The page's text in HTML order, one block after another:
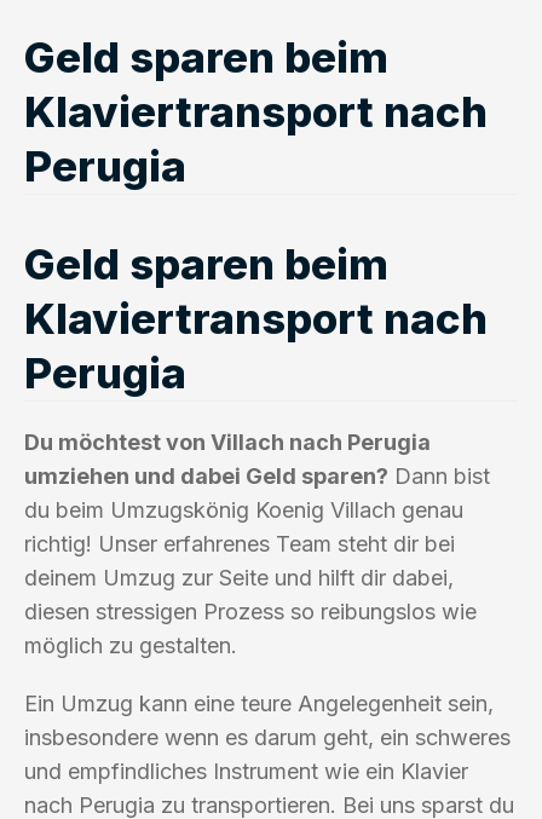
Geld sparen beim
Klaviertransport nach
Perugia
Geld sparen beim
Klaviertransport nach
Perugia
Du möchtest von Villach nach Perugia
umziehen und dabei Geld sparen? Dann bist
du beim Umzugskönig Koenig Villach genau
richtig! Unser erfahrenes Team steht dir bei
deinem Umzug zur Seite und hilft dir dabei,
diesen stressigen Prozess so reibungslos wie
möglich zu gestalten.
Ein Umzug kann eine teure Angelegenheit sein,
insbesondere wenn es darum geht, ein schweres
und empfindliches Instrument wie ein Klavier
nach Perugia zu transportieren. Bei uns sparst du